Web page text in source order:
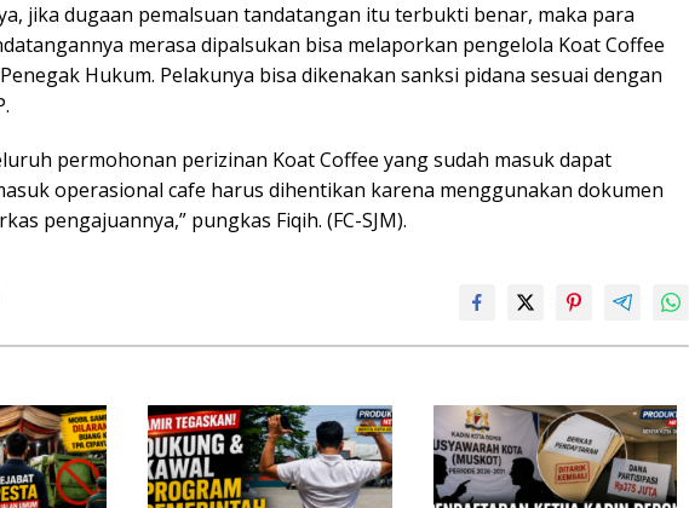
jika dugaan pemalsuan tandatangan itu terbukti benar, maka para
merasa dipalsukan bisa melaporkan pengelola Koat Coffee
Hukum. Pelakunya bisa dikenakan sanksi pidana sesuai dengan
permohonan perizinan Koat Coffee yang sudah masuk dapat
operasional cafe harus dihentikan karena menggunakan dokumen
pengajuannya,” pungkas Fiqih. (FC-SJM).